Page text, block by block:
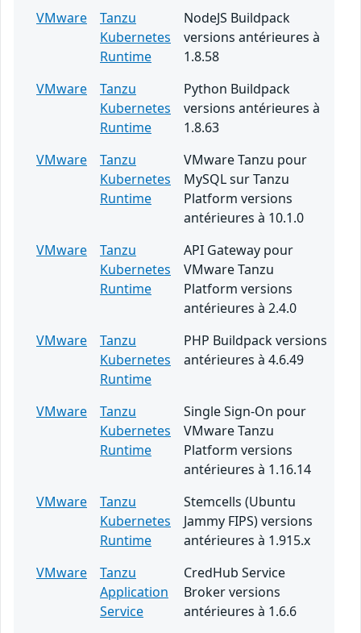
VMware
Tanzu
Kubernetes
Runtime
NodeJS Buildpack
versions antérieures à
1.8.58
VMware
Tanzu
Kubernetes
Runtime
Python Buildpack
versions antérieures à
1.8.63
VMware
Tanzu
Kubernetes
Runtime
VMware Tanzu pour
MySQL sur Tanzu
Platform versions
antérieures à 10.1.0
VMware
Tanzu
Kubernetes
Runtime
API Gateway pour
VMware Tanzu
Platform versions
antérieures à 2.4.0
VMware
Tanzu
Kubernetes
Runtime
PHP Buildpack versions
antérieures à 4.6.49
VMware
Tanzu
Kubernetes
Runtime
Single Sign-On pour
VMware Tanzu
Platform versions
antérieures à 1.16.14
VMware
Tanzu
Kubernetes
Runtime
Stemcells (Ubuntu
Jammy FIPS) versions
antérieures à 1.915.x
VMware
Tanzu
Application
Service
CredHub Service
Broker versions
antérieures à 1.6.6